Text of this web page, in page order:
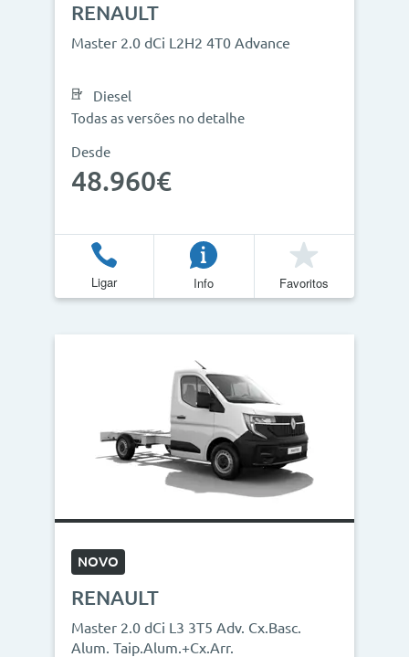
RENAULT
Master 2.0 dCi L2H2 4T0 Advance
Diesel
Todas as versões no detalhe
Desde
48.960€
Ligar Info Favoritos
NOVO
RENAULT
Master 2.0 dCi L3 3T5 Adv. Cx.Basc.
Alum. Taip.Alum.+Cx.Arr.